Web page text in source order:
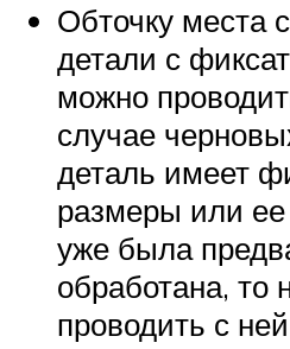
Обточку места
детали с
можно
случае
деталь имеет
размеры или ее
уже была
обработана, то
проводить с ней